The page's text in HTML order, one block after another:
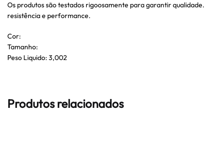
Os produtos são testados rigoosamente para garantir qualidade.
resistência e performance.
Cor:
Tamanho:
Peso Liquido: 3,002
Produtos relacionados